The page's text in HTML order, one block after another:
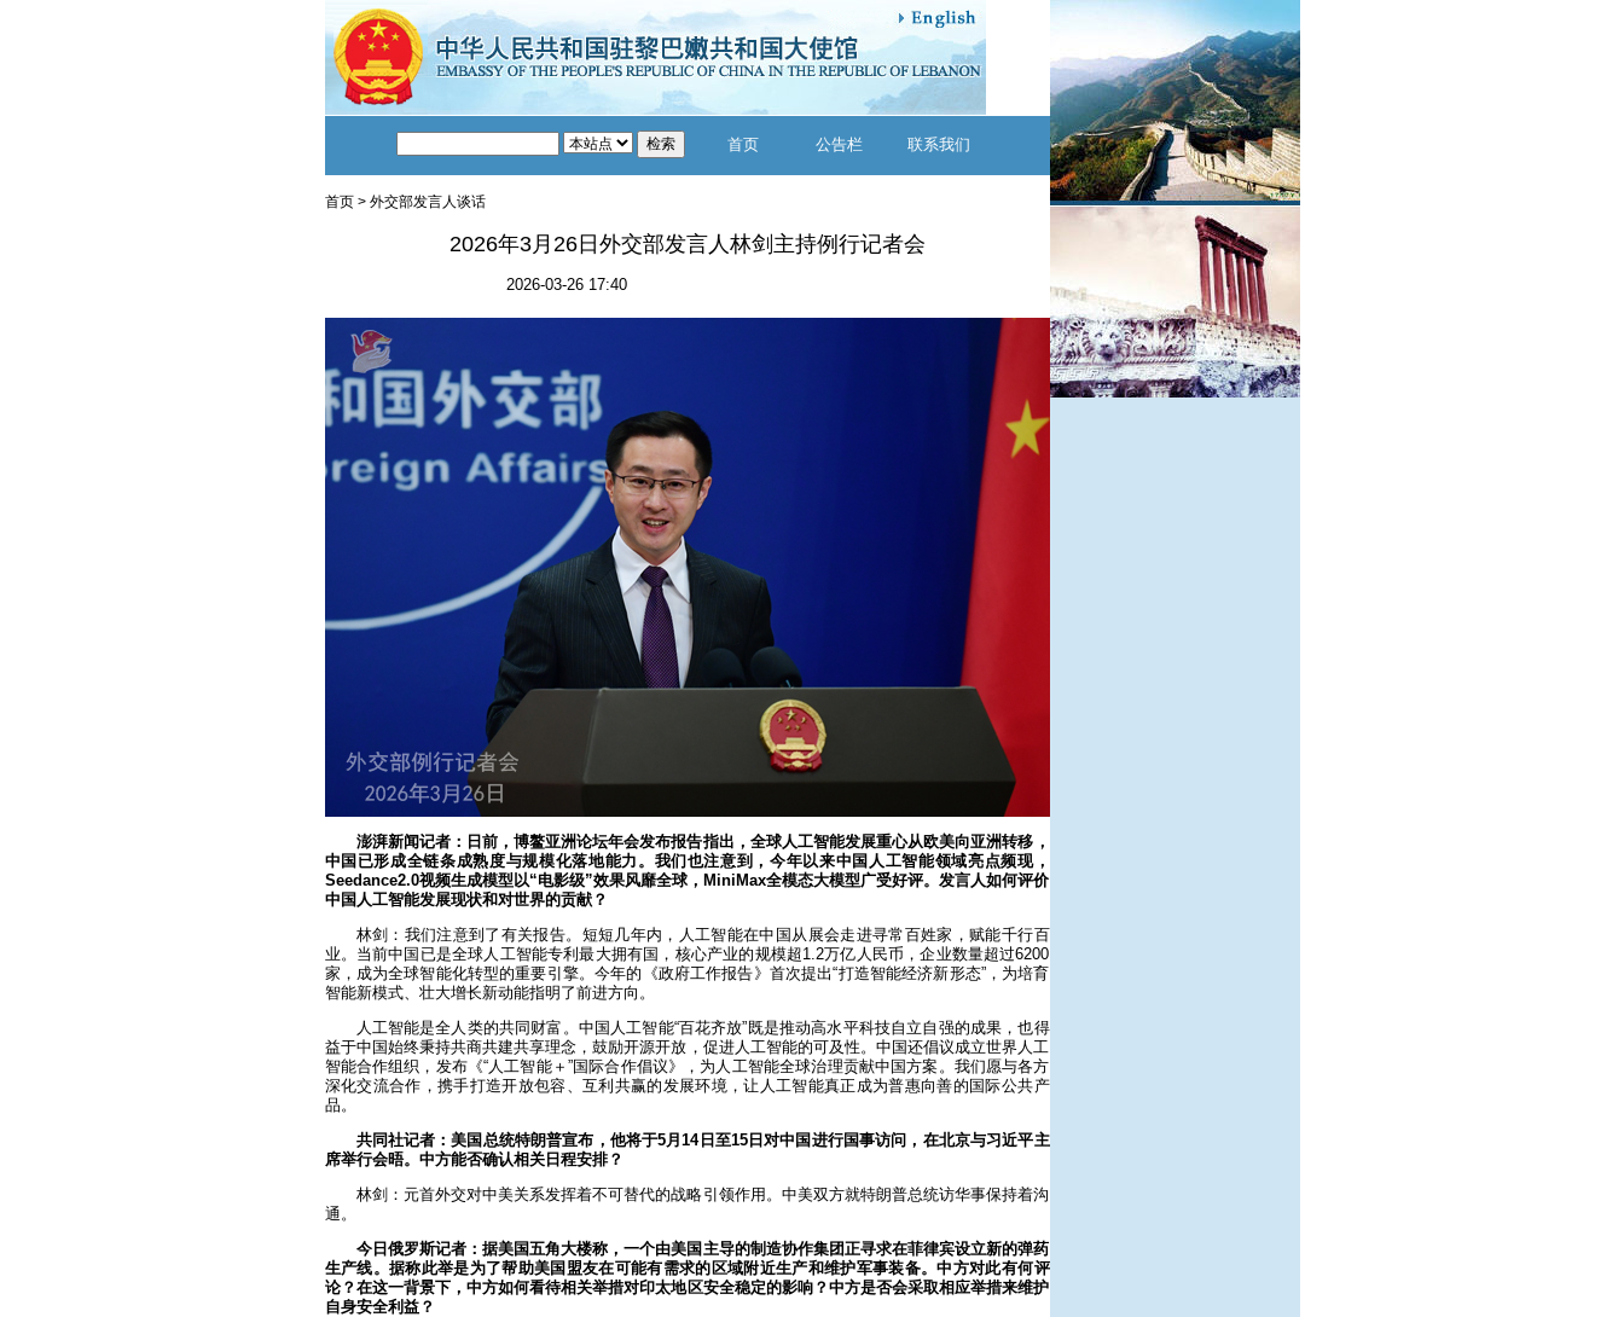
首页 公告栏 联系我们
首页> 外交部发言人谈话
2026年3月26日外交部发言人林剑主持例行记者会
2026-03-26 17:40
澎湃新闻记者： 日前，博鳌亚洲论坛年会发布报告指出，全球人工智能发展重心从欧美向亚洲转移，
中国已形成全链条成熟度与规模化落地能力。我们也注意到，今年以来中国人工智能领域亮点频现，
Seedance2.0视频生成模型以“电影级”效果风靡全球，MiniMax全模态大模型广受好评。发言人如何评价
中国人工智能发展现状和对世界的贡献？
林剑：我们注意到了有关报告。短短几年内，人工智能在中国从展会走进寻常百姓家，赋能千行百
业。当前中国已是全球人工智能专利最大拥有国，核心产业的规模超1.2万亿人民币，企业数量超过6200
家，成为全球智能化转型的重要引擎。今年的《政府工作报告》首次提出“打造智能经济新形态”，为培育
智能新模式、壮大增长新动能指明了前进方向。
人工智能是全人类的共同财富。中国人工智能“百花齐放”既是推动高水平科技自立自强的成果，也得
益于中国始终秉持共商共建共享理念，鼓励开源开放，促进人工智能的可及性。中国还倡议成立世界人工
智能合作组织，发布《“人工智能＋”国际合作倡议》，为人工智能全球治理贡献中国方案。我们愿与各方
深化交流合作，携手打造开放包容、互利共赢的发展环境，让人工智能真正成为普惠向善的国际公共产
品。
共同社记者：美国总统特朗普宣布，他将于5月14日至15日对中国进行国事访问，在北京与习近平主
席举行会晤。中方能否确认相关日程安排？
林剑：元首外交对中美关系发挥着不可替代的战略引领作用。中美双方就特朗普总统访华事保持着沟
通。
今日俄罗斯记者：据美国五角大楼称，一个由美国主导的制造协作集团正寻求在菲律宾设立新的弹药
生产线。据称此举是为了帮助美国盟友在可能有需求的区域附近生产和维护军事装备。中方对此有何评
论？在这一背景下，中方如何看待相关举措对印太地区安全稳定的影响？中方是否会采取相应举措来维护
自身安全利益？